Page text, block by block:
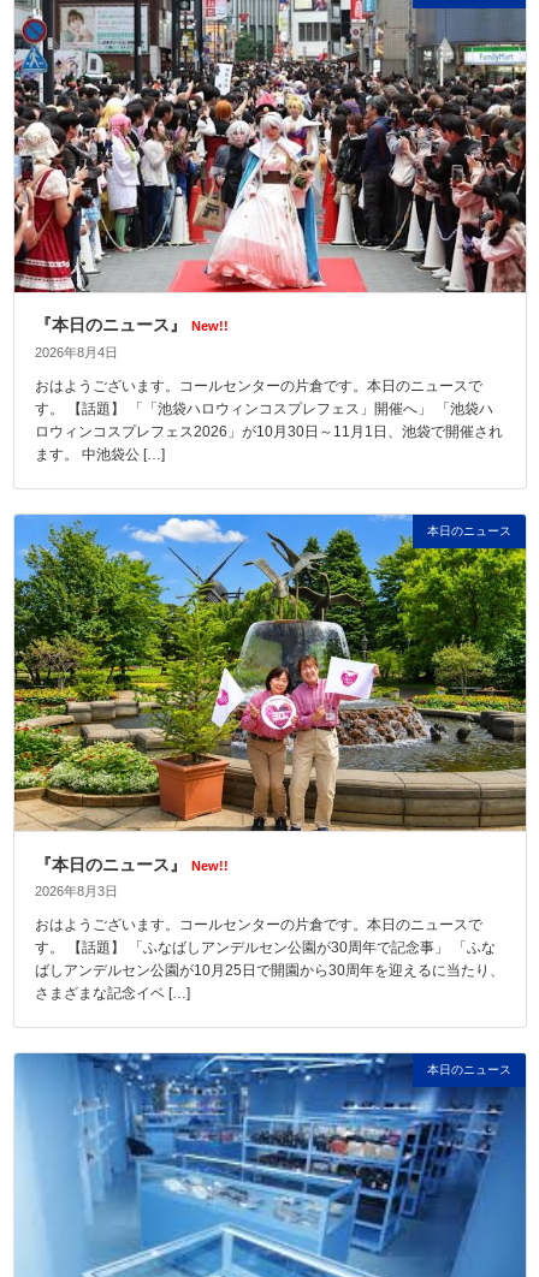
『本日のニュース』
New!!
2026年8月4日
おはようございます。コールセンターの片倉です。本日のニュースで
す。 【話題】 「「池袋ハロウィンコスプレフェス」開催へ」 「池袋ハ
ロウィンコスプレフェス2026」が10月30日～11月1日、池袋で開催され
ます。 中池袋公 […]
本日のニュース
『本日のニュース』
New!!
2026年8月3日
おはようございます。コールセンターの片倉です。本日のニュースで
す。 【話題】 「ふなばしアンデルセン公園が30周年で記念事」 「ふな
ばしアンデルセン公園が10月25日で開園から30周年を迎えるに当たり、
さまざまな記念イベ […]
本日のニュース